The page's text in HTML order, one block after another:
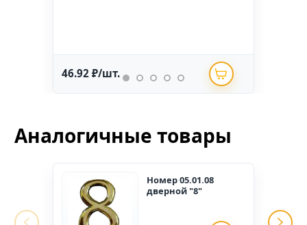
46.92 ₽/шт.
Аналогичные товары
Номер 05.01.08
дверной "8"